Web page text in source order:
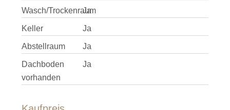
Wasch/Trockenraum
Ja
Keller Ja
Abstellraum Ja
Dachboden
vorhanden
Ja